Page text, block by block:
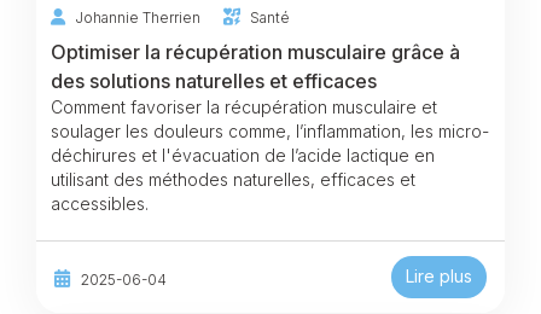
Johannie Therrien Santé
Optimiser la récupération musculaire grâce à
des solutions naturelles et efficaces
Comment favoriser la récupération musculaire et
soulager les douleurs comme, l’inflammation, les micro-
déchirures et l'évacuation de l’acide lactique en
utilisant des méthodes naturelles, efficaces et
accessibles.
2025-06-04 Lire plus